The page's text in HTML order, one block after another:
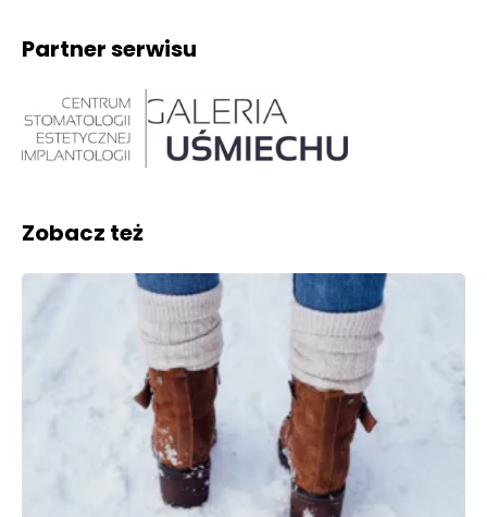
Partner serwisu
Zobacz też